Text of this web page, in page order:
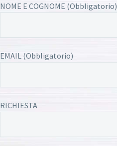
NOME E COGNOME (Obbligatorio)
EMAIL (Obbligatorio)
RICHIESTA